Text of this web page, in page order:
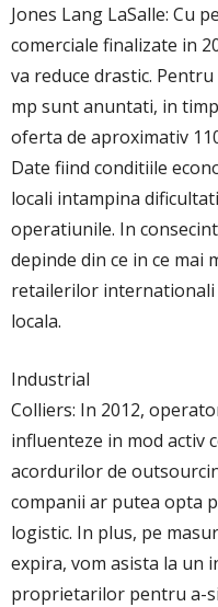
Jones Lang LaSalle: Cu
comerciale finalizate in
va reduce drastic.
mp sunt anuntati, in
oferta de aproximativ
Date fiind conditiile
locali intampina
operatiunile. In
depinde din ce in ce mai
retailerilor internationali
locala.
Industrial
Colliers: In 2012,
influenteze in mod activ
acordurilor de
companii ar putea opta
logistic. In plus, pe
expira, vom asista la un
proprietarilor pentru a-